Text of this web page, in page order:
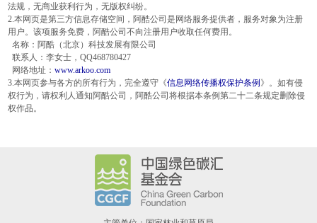
法规，无商业获利行为，无版权纠纷。
2.本网页是第三方信息存储空间，阿酷公司是网络服务提供者，服务对象为注册
用户。该项服务免费，阿酷公司不向注册用户收取任何费用。
名称：阿酷（北京）科技发展有限公司
联系人：李女士，QQ468780427
网络地址： www.arkoo.com
3.本网页参与各方的所有行为，完全遵守《信息网络传播权保护条例 》。如有侵
权行为，请权利人通知阿酷公司，阿酷公司将根据本条例第二十二条规定删除侵
权作品。